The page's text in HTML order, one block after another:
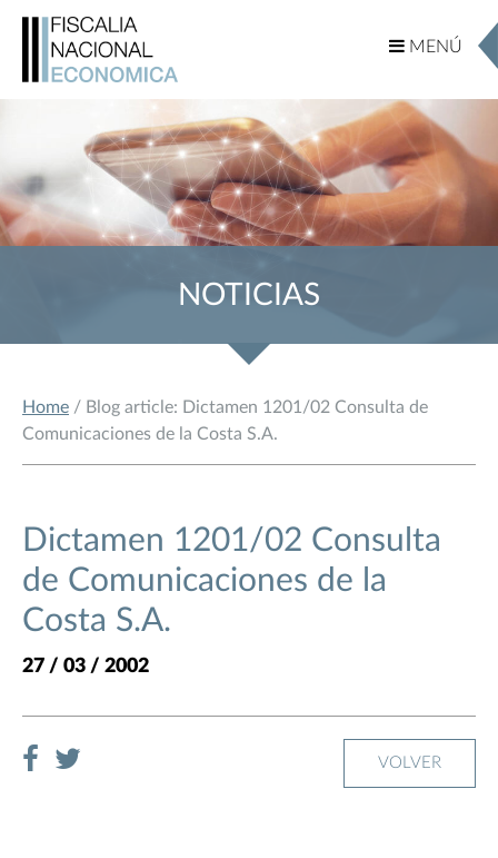
MENÚ
MENÚ
NOTICIAS
Home / Blog article: Dictamen 1201/02 Consulta de
Comunicaciones de la Costa S.A.
Dictamen 1201/02 Consulta
de Comunicaciones de la
Costa S.A.
27 / 03 / 2002
VOLVER